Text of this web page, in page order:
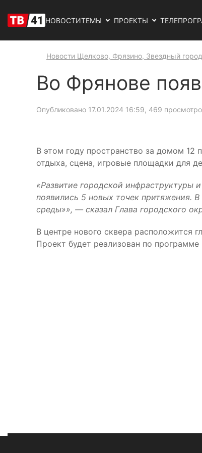
НОВОСТИТЕМЫ ПРОЕКТЫ
Новости Щелково, Фрязино, Звездный
Во Фрянове
Опубликовано 17.01.2024 16:59, 469
В этом году пространство за домом 12
отдыха, сцена, игровые площадки для
«Развитие городской инфраструктуры
появились 5 новых точек притяжения.
среды»», — сказал Глава городского
В центре нового сквера расположится
Проект будет реализован по